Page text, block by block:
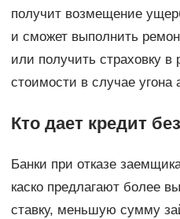
получит возмещение
и сможет выполнить
или получить страховку в
стоимости в случае угона
Кто дает кредит
Банки при отказе
каско предлагают более
ставку, меньшую сумму